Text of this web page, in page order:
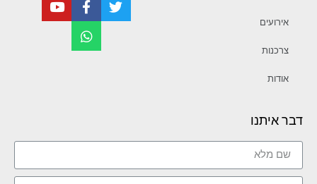
אירועים
צרכנות
אודות
דבר איתנו